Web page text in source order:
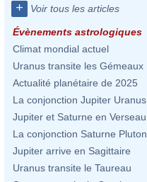
+ Voir tous les articles
Évènements astrologiques
Climat mondial actuel
Uranus transite les Gémeaux
Actualité planétaire de 2025
La conjonction Jupiter Uranus
Jupiter et Saturne en Verseau
La conjonction Saturne Pluton
Jupiter arrive en Sagittaire
Uranus transite le Taureau